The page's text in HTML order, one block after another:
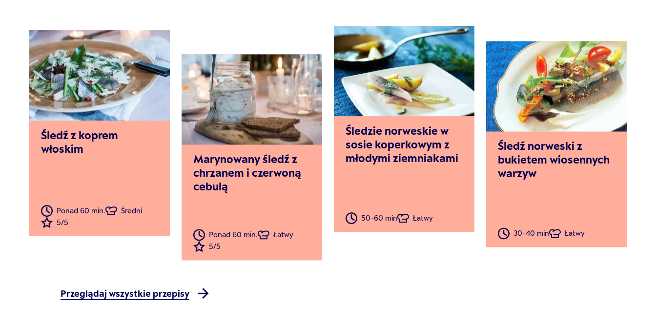
Śledź z koprem
włoskim
Ponad 60 min.
Średni
5/5
Marynowany śledź z
chrzanem i czerwoną
cebulą
Ponad 60 min.
Łatwy
5/5
Śledzie norweskie w
sosie koperkowym z
młodymi ziemniakami
50-60 min Łatwy
Śledź norweski z
bukietem wiosennych
warzyw
30-40 min Łatwy
Przeglądaj wszystkie przepisy